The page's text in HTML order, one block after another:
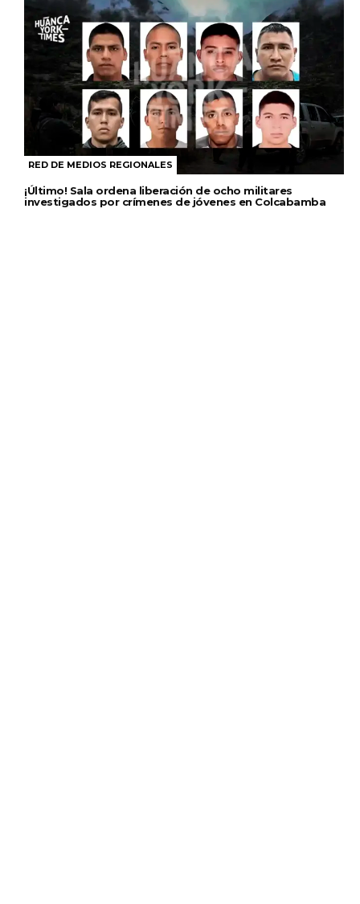
RED DE MEDIOS REGIONALES
¡Último! Sala ordena liberación de ocho militares
investigados por crímenes de jóvenes en Colcabamba